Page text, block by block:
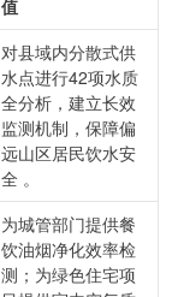
值
对县域内分散式供
水点进行42项水质
全分析，建立长效
监测机制，保障偏
远山区居民饮水安
全 。
为城管部门提供餐
饮油烟净化效率检
测；为绿色住宅项